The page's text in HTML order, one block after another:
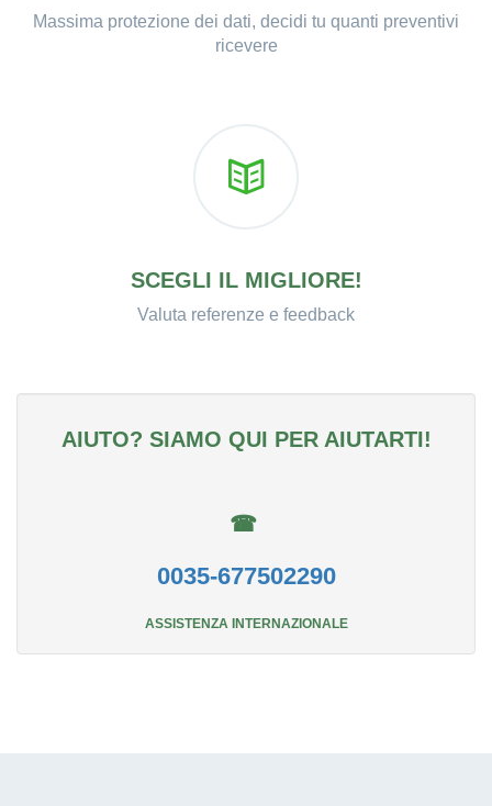
Massima protezione dei dati, decidi tu quanti preventivi
ricevere
SCEGLI IL MIGLIORE!
Valuta referenze e feedback
AIUTO? SIAMO QUI PER AIUTARTI!
☎
0035-677502290
ASSISTENZA INTERNAZIONALE